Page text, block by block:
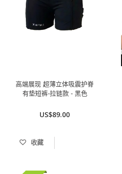
高端展现 超薄立体吸震护脊
有垫短裤-拉链款 - 黑色
US$89.00
收藏